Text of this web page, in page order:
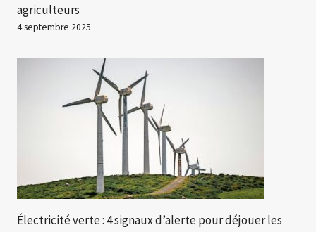
agriculteurs
4 septembre 2025
Électricité verte : 4 signaux d’alerte pour déjouer les